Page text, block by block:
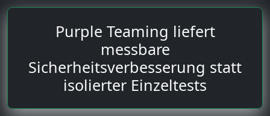
Purple Teaming liefert
messbare
Sicherheitsverbesserung statt
isolierter Einzeltests